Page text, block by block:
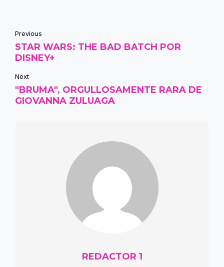
Previous
STAR WARS: THE BAD BATCH POR
DISNEY+
Next
"BRUMA", ORGULLOSAMENTE RARA DE
GIOVANNA ZULUAGA
REDACTOR 1